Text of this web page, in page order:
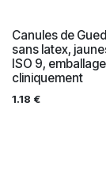
Canules de
sans latex,
ISO 9,
cliniquement
1.18 €